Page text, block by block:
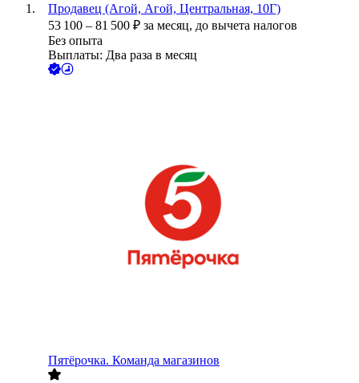
Продавец (Агой, Агой, Центральная, 10Г)
53 100 – 81 500 ₽ за месяц, до вычета налогов
Без опыта
Выплаты: Два раза в месяц
Пятёрочка. Команда магазинов